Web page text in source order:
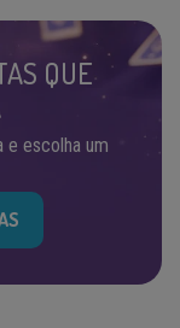
QUE
e escolha um